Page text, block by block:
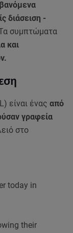
διάσειση -
συμπτώματα
και
είναι ένας από
γραφεία
στο
today in
their